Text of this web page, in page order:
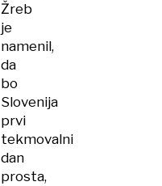
Žreb
je
namenil,
da
bo
Slovenija
prvi
tekmovalni
dan
prosta,